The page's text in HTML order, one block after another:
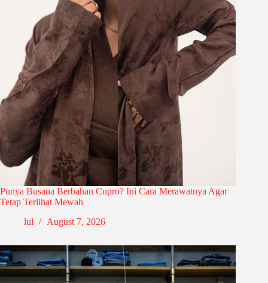
Punya Busana Berbahan Cupro? Ini Cara Merawatnya Agar
Tetap Terlihat Mewah
lul
August 7, 2026